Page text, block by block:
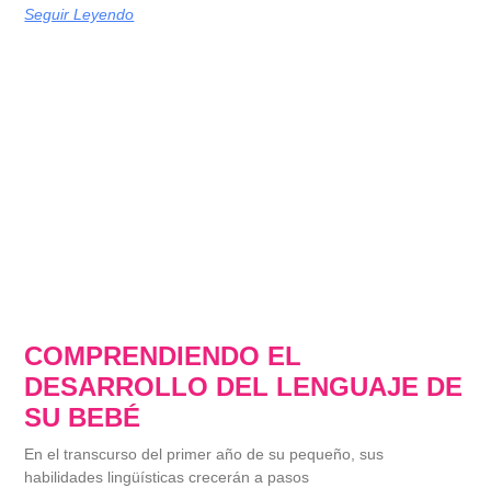
Seguir Leyendo
COMPRENDIENDO EL
DESARROLLO DEL LENGUAJE DE
SU BEBÉ
En el transcurso del primer año de su pequeño, sus
habilidades lingüísticas crecerán a pasos